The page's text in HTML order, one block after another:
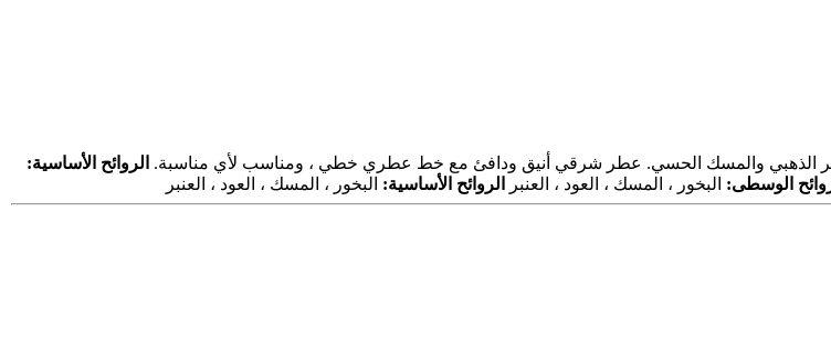
الذهبي والمسك الحسي. عطر شرقي أنيق ودافئ مع خط عطري خطي ، ومناسب لأي مناسبة. الروائح الأساسية:
الوسطى: البخور ، المسك ، العود ، العنبر الروائح الأساسية: البخور ، المسك ، العود ، العنبر